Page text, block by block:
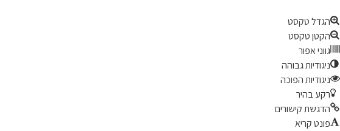
הגדל טקסט
הקטן טקסט
גווני אפור
ניגודיות גבוהה
ניגודיות הפוכה
רקע בהיר
הדגשת קישורים
פונט קריא